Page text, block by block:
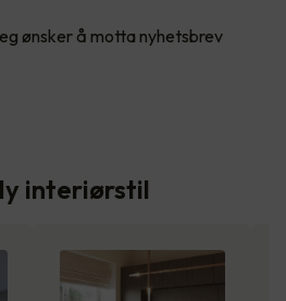
ønsker å motta nyhetsbrev
interiørstil